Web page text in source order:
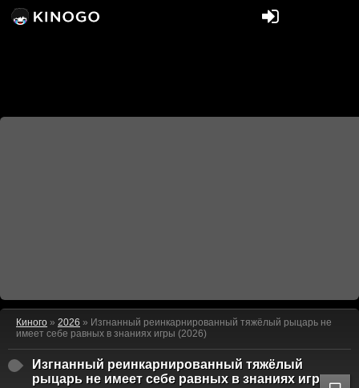
Киного » 2026 » Изгнанный реинкарнированный тяжёлый рыцарь не
имеет себе равных в знаниях игры (2026)
Изгнанный реинкарнированный тяжёлый
рыцарь не имеет себе равных в знаниях игры